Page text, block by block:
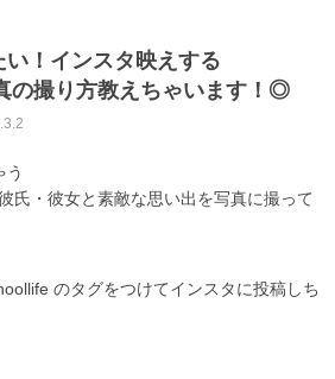
！インスタ映えする
の撮り方教えちゃいます！◎
う
氏・彼女と素敵な思い出を写真に撮って
のタグをつけてインスタに投稿しち